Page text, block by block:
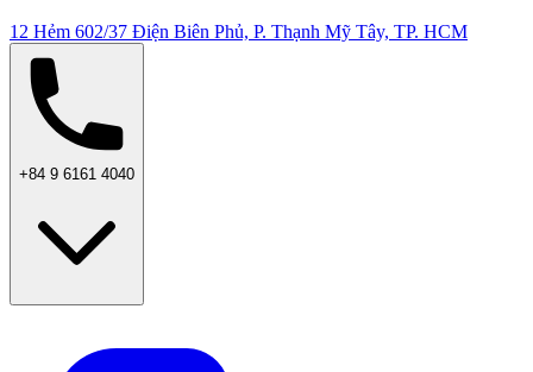
12 Hẻm 602/37 Điện Biên Phủ, P. Thạnh Mỹ Tây, TP. HCM
+84 9 6161 4040